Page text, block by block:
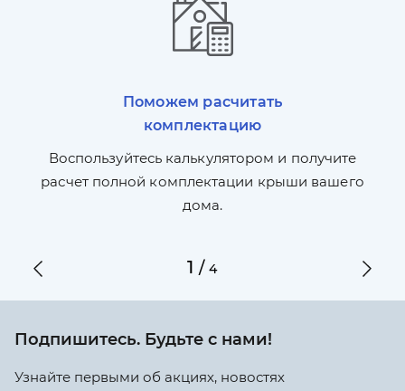
Поможем расчитать
комплектацию
Воспользуйтесь калькулятором и получите
расчет полной комплектации крыши вашего
дома.
1 /4
Подпишитесь. Будьте с нами!
Узнайте первыми об акциях, новостях